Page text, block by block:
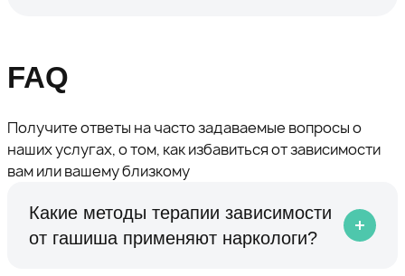
FAQ
Получите ответы на часто задаваемые вопросы о
наших услугах, о том, как избавиться от зависимости
вам или вашему близкому
Какие методы терапии зависимости
от гашиша применяют наркологи?